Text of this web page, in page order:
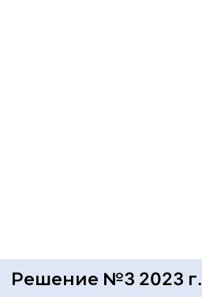
Решение №3 2023 г.